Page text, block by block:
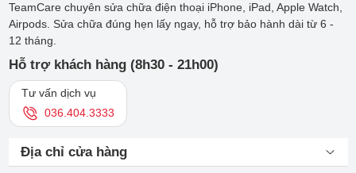
TeamCare chuyên sửa chữa điện thoại iPhone, iPad, Apple Watch,
Airpods. Sửa chữa đúng hẹn lấy ngay, hỗ trợ bảo hành dài từ 6 -
12 tháng.
Hỗ trợ khách hàng (8h30 - 21h00)
Tư vấn dịch vụ
036.404.3333
Địa chỉ cửa hàng